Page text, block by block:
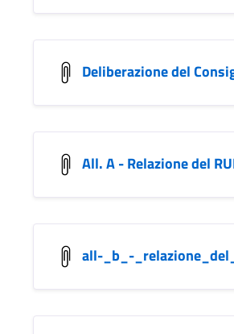
Deliberazione del
All. A - Relazione del
all-_b_-